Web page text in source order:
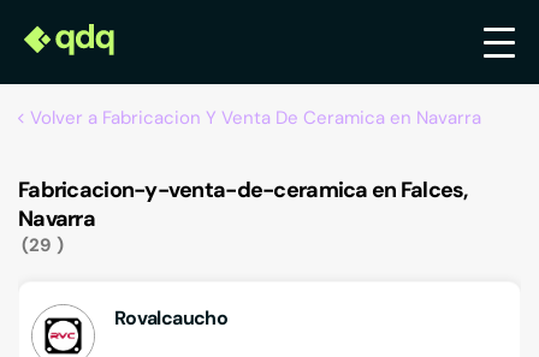
Volver a Fabricacion Y Venta De Ceramica en Navarra
Fabricacion-y-venta-de-ceramica en Falces,
Navarra
29
Rovalcaucho